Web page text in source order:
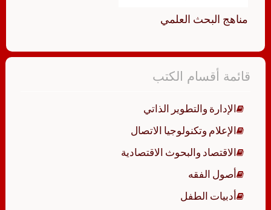
مناهج البحث العلمي
قائمة أقسام الكتب
الإدارة والتطوير الذاتي
الإعلام وتكنولوجيا الاتصال
الاقتصاد والبحوث الاقتصادية
أصول الفقه
أدبيات الطفل